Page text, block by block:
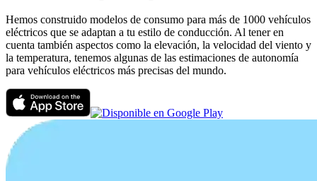
Hemos construido modelos de consumo para más de 1000 vehículos
eléctricos que se adaptan a tu estilo de conducción. Al tener en
cuenta también aspectos como la elevación, la velocidad del viento y
la temperatura, tenemos algunas de las estimaciones de autonomía
para vehículos eléctricos más precisas del mundo.